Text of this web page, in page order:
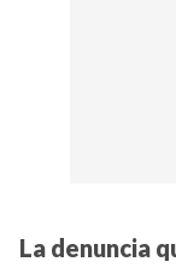
La denuncia